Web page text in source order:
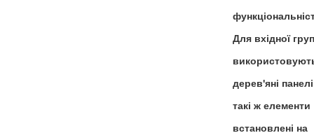
Для вхідної
дерев'яні
такі ж елементи
встановлені на